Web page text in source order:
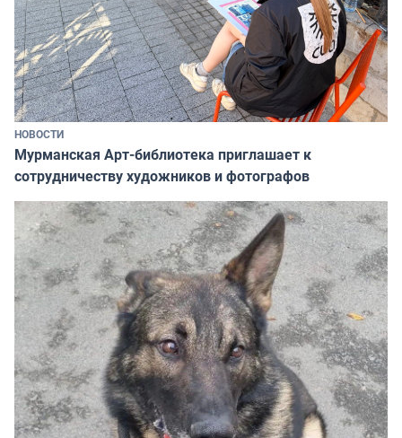
НОВОСТИ
Мурманская Арт-библиотека приглашает к
сотрудничеству художников и фотографов